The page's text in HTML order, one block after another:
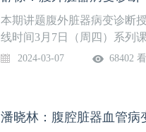
周周四更新，欢迎关注。系
本期讲题腹外脏器病变诊断
线时间3月7日（周四）系列
因，经常表现复杂，在临床
因，帮助大家拓宽思路，在
2024-03-07 68402
潘晓林：腹腔脏器血管病